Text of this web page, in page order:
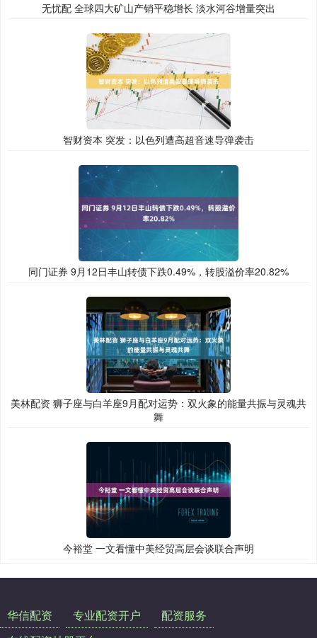
无忧配 全球四大矿山产销平稳增长 淡水河谷增量突出
智财资本 突发：以色列遭高超音速导弹袭击
同门证券 9月12日丰山转债下跌0.49%，转股溢价率20.82%
美林配资 狮子座与白羊座9月配对运势：双火象的能量共振与灵魂共
舞
今裕堂 一文看懂中美经贸高层会谈联合声明
华信配资 专业配资开户
配资服务